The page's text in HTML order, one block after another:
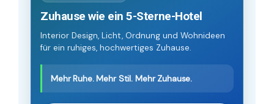
Zuhause wie ein 5-Sterne-Hotel
Interior Design, Licht, Ordnung und Wohnideen
für ein ruhiges, hochwertiges Zuhause.
Mehr Ruhe. Mehr Stil. Mehr Zuhause.